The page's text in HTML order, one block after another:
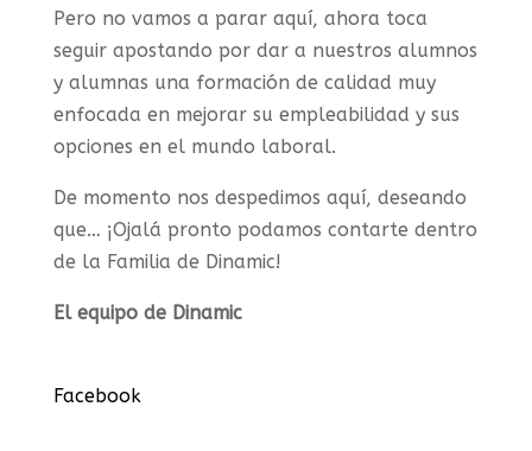
Pero no vamos a parar aquí, ahora toca
seguir apostando por dar a nuestros alumnos
y alumnas una formación de calidad muy
enfocada en mejorar su empleabilidad y sus
opciones en el mundo laboral.
De momento nos despedimos aquí, deseando
que… ¡Ojalá pronto podamos contarte dentro
de la Familia de Dinamic!
El equipo de Dinamic
Facebook